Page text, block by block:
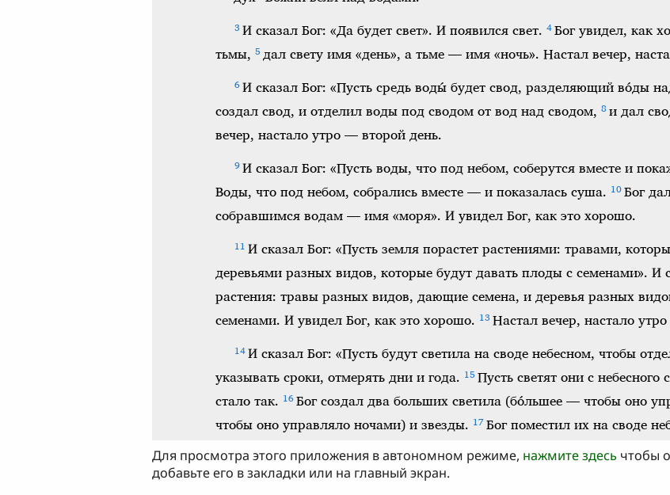
Для просмотра этого приложения в автономном режиме, нажмите здесь чтобы
добавьте его в закладки или на главный экран.